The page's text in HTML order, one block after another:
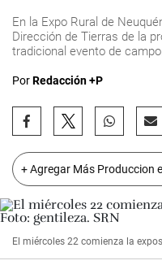
En la Expo Rural de
Dirección de Tierras de la
tradicional evento de
PorRedacción +P
+ Agregar Más Produccion
El miércoles 22 comienza la